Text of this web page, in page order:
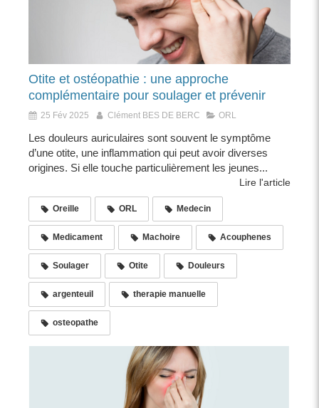
Otite et ostéopathie : une approche
complémentaire pour soulager et prévenir
25 Fév 2025 Clément BES DE BERC ORL
Les douleurs auriculaires sont souvent le symptôme
d’une otite, une inflammation qui peut avoir diverses
origines. Si elle touche particulièrement les jeunes...
Lire l'article
Oreille ORL Medecin
Medicament Machoire Acouphenes
Soulager Otite Douleurs
argenteuil therapie manuelle
osteopathe